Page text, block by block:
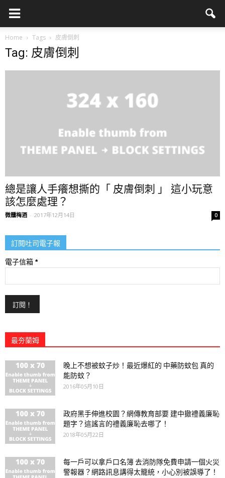
Home Tags 皮膚倒刺
Tag: 皮膚倒刺
總是讓人手癢想撕的「 皮膚倒刺 」 這小玩意
該怎麼處理？
微醺梅酒 - 2017年12月14日 0
訂閱吐司電子報
電子信箱 *
最夯蘭姆
晚上不想被蚊子炒！最近爆紅的 中藥防蚊包 真的
能防蚊？
2016年05月10日
政府黑手伸進校園？網傳教育部要 建中撤禮義廉恥
題字？這謠言的禮義廉恥去哪了！
2018年05月22日
每一戶可以拿戶口名簿 去消防隊免費申請一個火災
警報器？網路訊息講得太籠統，小心別被誤導了！